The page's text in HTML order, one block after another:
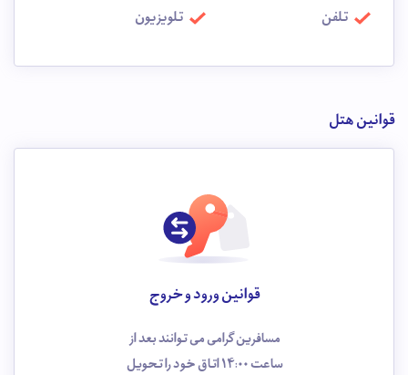
تلفن تلویزیون
قوانین هتل
قوانین ورود و خروج
مسافرین گرامی می توانند بعد از
ساعت 14:00 اتاق خود را تحویل